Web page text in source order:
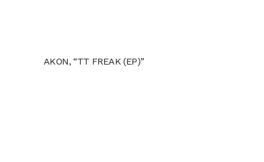
AKON, “TT FREAK (EP)”